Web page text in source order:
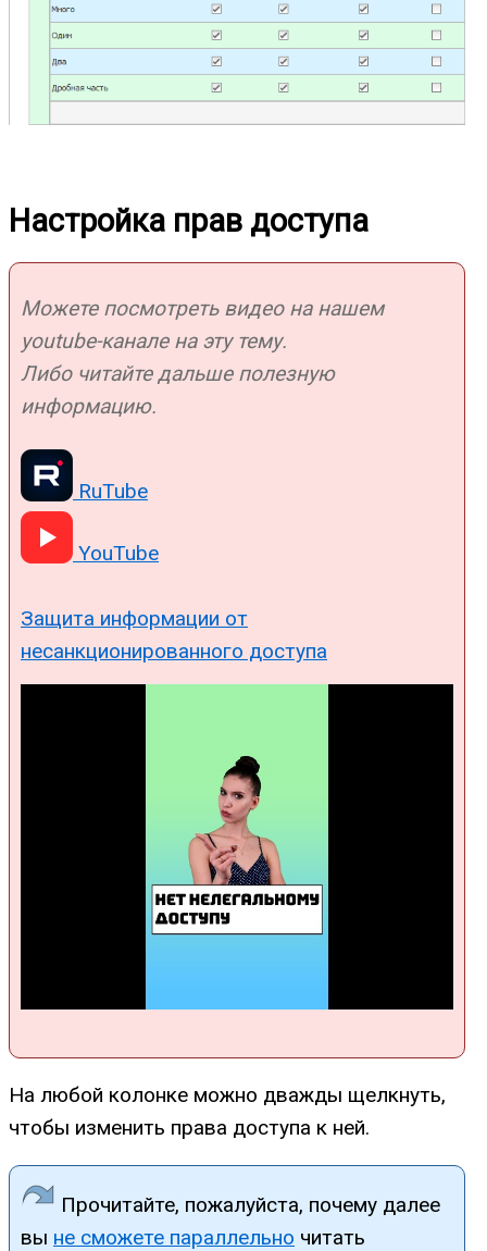
Настройка прав доступа
Можете посмотреть видео на нашем
youtube-канале на эту тему.
Либо читайте дальше полезную
информацию.
RuTube
YouTube
Защита информации от
несанкционированного доступа
На любой колонке можно дважды щелкнуть,
чтобы изменить права доступа к ней.
Прочитайте, пожалуйста, почему далее
вы не сможете параллельно читать